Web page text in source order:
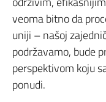
veoma bitno da
uniji – našoj
podržavamo, bude
perspektivom koju
ponudi.